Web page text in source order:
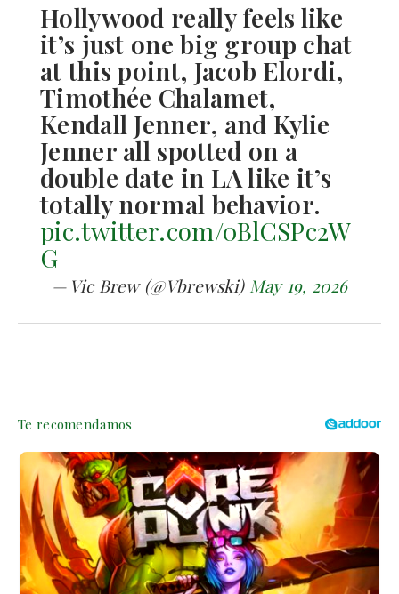
Hollywood really feels like
it’s just one big group chat
at this point, Jacob Elordi,
Timothée Chalamet,
Kendall Jenner, and Kylie
Jenner all spotted on a
double date in LA like it’s
totally normal behavior.
pic.twitter.com/0BlCSPc2W
G
— Vic Brew (@Vbrewski) May 19, 2026